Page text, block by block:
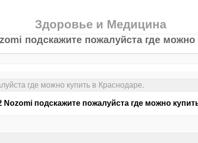
Здоровье и Медицина
подскажите пожалуйста где можно
где можно купить в Краснодаре.
Nozomi подскажите пожалуйста где можно